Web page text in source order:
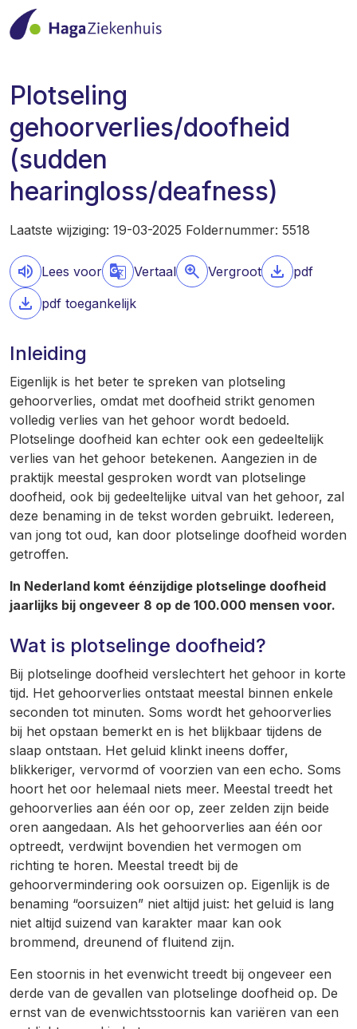
Plotseling
gehoorverlies/doofheid
(sudden
hearingloss/deafness)
Laatste wijziging: 19-03-2025 Foldernummer: 5518
Lees voor Vertaal Vergroot
pdf
pdf toegankelijk
Inleiding
Eigenlijk is het beter te spreken van plotseling
gehoorverlies, omdat met doofheid strikt genomen
volledig verlies van het gehoor wordt bedoeld.
Plotselinge doofheid kan echter ook een gedeeltelijk
verlies van het gehoor betekenen. Aangezien in de
praktijk meestal gesproken wordt van plotselinge
doofheid, ook bij gedeeltelijke uitval van het gehoor, zal
deze benaming in de tekst worden gebruikt. Iedereen,
van jong tot oud, kan door plotselinge doofheid worden
getroffen.
In Nederland komt éénzijdige plotselinge doofheid
jaarlijks bij ongeveer 8 op de 100.000 mensen voor.
Wat is plotselinge doofheid?
Bij plotselinge doofheid verslechtert het gehoor in korte
tijd. Het gehoorverlies ontstaat meestal binnen enkele
seconden tot minuten. Soms wordt het gehoorverlies
bij het opstaan bemerkt en is het blijkbaar tijdens de
slaap ontstaan. Het geluid klinkt ineens doffer,
blikkeriger, vervormd of voorzien van een echo. Soms
hoort het oor helemaal niets meer. Meestal treedt het
gehoorverlies aan één oor op, zeer zelden zijn beide
oren aangedaan. Als het gehoorverlies aan één oor
optreedt, verdwijnt bovendien het vermogen om
richting te horen. Meestal treedt bij de
gehoorvermindering ook oorsuizen op. Eigenlijk is de
benaming “oorsuizen” niet altijd juist: het geluid is lang
niet altijd suizend van karakter maar kan ook
brommend, dreunend of fluitend zijn.
Een stoornis in het evenwicht treedt bij ongeveer een
derde van de gevallen van plotselinge doofheid op. De
ernst van de evenwichtsstoornis kan variëren van een